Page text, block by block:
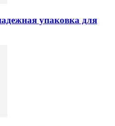
упаковка для